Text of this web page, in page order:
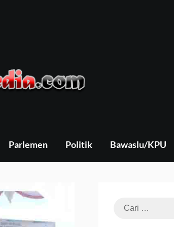
Parlemen Politik Bawaslu/KPU
Cari